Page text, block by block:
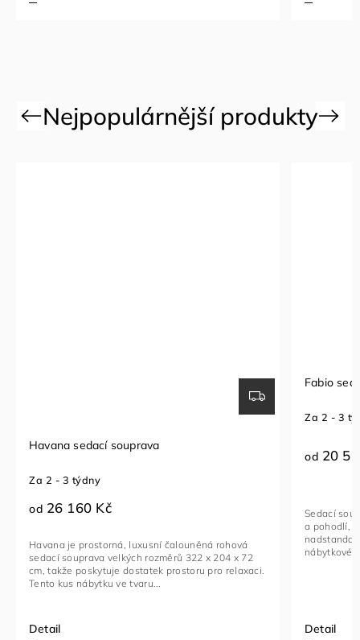
Previous
rohová
x 204 x 72
pro relaxaci.
20 510 Kč
Sedací souprava FABIO je ideální kombinací luxusu
nadstandardní komfort. Toto stylové a multifunkční
nábytkové řešení je vyrobeno...
Next